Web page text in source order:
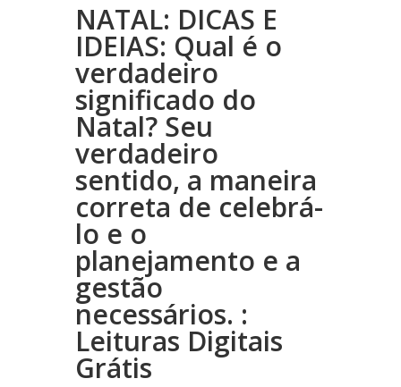
NATAL: DICAS E
IDEIAS: Qual é o
verdadeiro
significado do
Natal? Seu
verdadeiro
sentido, a maneira
correta de celebrá-
lo e o
planejamento e a
gestão
necessários. :
Leituras Digitais
Grátis